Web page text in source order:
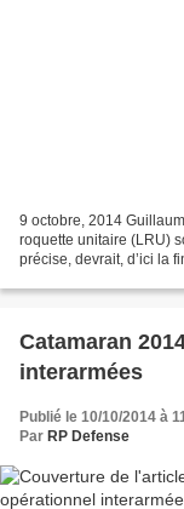
9 octobre, 2014
roquette unitaire (LRU)
précise, devrait, d’ici la
Catamaran
interarmées
Publié le 10/10/2014 à
Par RP Defense